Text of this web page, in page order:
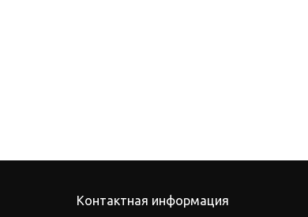
Контактная информация